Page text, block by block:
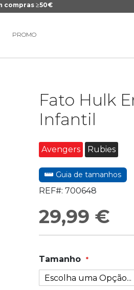
compras ≥50€
PROMO
Fato Hulk
Infantil
Avengers Rubies
Guia de tamanhos
REF#: 700648
29,99 €
Tamanho
Galeria
imagens